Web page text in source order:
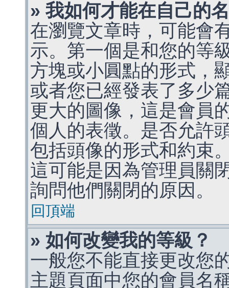
» 我如何才能在自己的
在瀏覽文章時，可能會
示。第一個是和您的等
方塊或小圓點的形式，
或者您已經發表了多少
更大的圖像，這是會員
個人的表徵。是否允許
包括頭像的形式和約束
這可能是因為管理員關
詢問他們關閉的原因。
回頂端
» 如何改變我的等級？
一般您不能直接更改您
主題頁面中您的會員名